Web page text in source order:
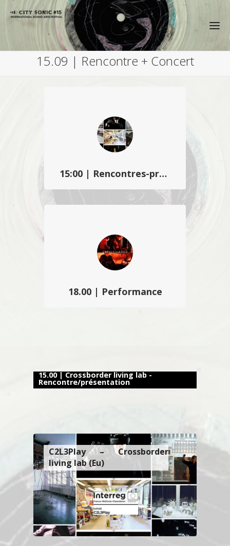
15.09 | Rencontre + Concert
15:00 | Rencontres-présentation
City Sonic invite les partenaires du
son nouveau Crossborder living lab
a présenté des projets innovants…
18.00 | Performance
et surfaces architecturales…
15.00 | Crossborder living lab -
Rencontre/présentation
C2L3Play – Crossborder
living lab (Eu)